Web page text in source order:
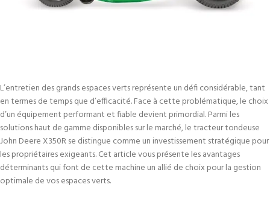
L’entretien des grands espaces verts représente un défi considérable, tant
en termes de temps que d’efficacité. Face à cette problématique, le choix
d’un équipement performant et fiable devient primordial. Parmi les
solutions haut de gamme disponibles sur le marché, le tracteur tondeuse
John Deere X350R se distingue comme un investissement stratégique pour
les propriétaires exigeants. Cet article vous présente les avantages
déterminants qui font de cette machine un allié de choix pour la gestion
optimale de vos espaces verts.